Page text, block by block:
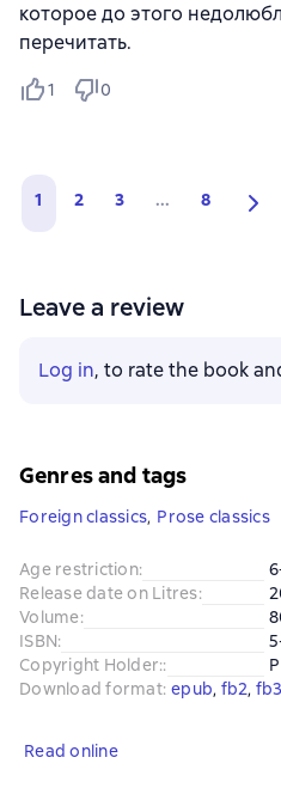
которое до этого
перечитать.
1 0
1 2 3 ... 8
Leave a review
Log in, to rate the book
Genres and tags
Foreign classics, Prose classics
Age restriction:
Release date on Litres:
Volume:
ISBN:
Copyright Holder::
Download format: epub, fb2, fb3
Read online